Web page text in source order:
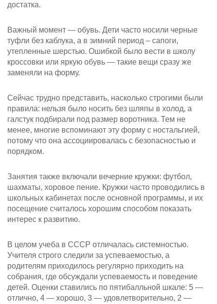
достатка.
Важный момент — обувь. Дети часто носили черные
туфли без каблука, а в зимний период – сапоги,
утепленные шерстью. Ошибкой было вести в школу
кроссовки или яркую обувь — такие вещи сразу же
заменяли на форму.
Сейчас трудно представить, насколько строгими были
правила: нельзя было носить без шляпы в холод, а
галстук подбирали под размер воротника. Тем не
менее, многие вспоминают эту форму с ностальгией,
потому что она ассоциировалась с безопасностью и
порядком.
Занятия также включали вечерние кружки: футбол,
шахматы, хоровое пение. Кружки часто проводились в
школьных кабинетах после основной программы, и их
посещение считалось хорошим способом показать
интерес к развитию.
В целом учеба в СССР отличалась системностью.
Учителя строго следили за успеваемостью, а
родителям приходилось регулярно приходить на
собрания, где обсуждали успеваемость и поведение
детей. Оценки ставились по пятибалльной шкале: 5 —
отлично, 4 — хорошо, 3 — удовлетворительно, 2 —